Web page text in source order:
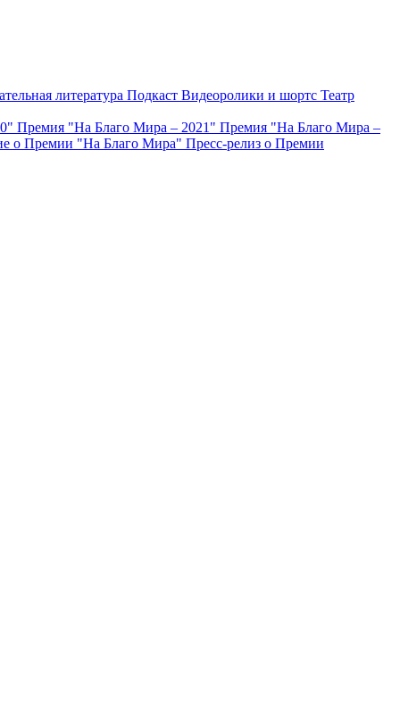
литература Подкаст Видеоролики и шортс Театр
Премия "На Благо Мира – 2021" Премия "На Благо Мира –
о Премии "На Благо Мира" Пресс-релиз о Премии